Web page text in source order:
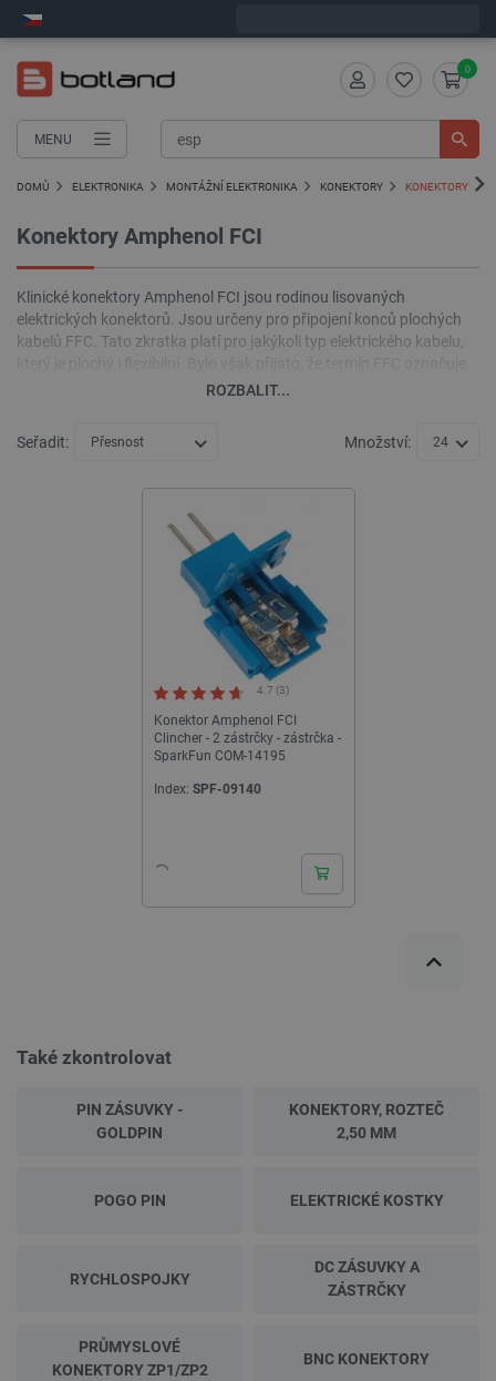
MENU
0
DOMŮ ELEKTRONIKA MONTÁŽNÍ ELEKTRONIKA KONEKTORY KONEKTORY
Konektory Amphenol FCI
Klinické konektory Amphenol FCI jsou rodinou lisovaných
elektrických konektorů. Jsou určeny pro připojení konců plochých
kabelů FFC. Tato zkratka platí pro jakýkoli typ elektrického kabelu,
extrémně tenký plochý kabel, který se často nachází v
tohoto typu a také například snímače tlaku vybavené popsanými
umožňují také lisování na pružné tištěné obvody a obvody vyrobené
ROZBALIT...
Seřadit: Přesnost Množství: 24
Konektor Amphenol FCI
Clincher - 2 zástrčky - zástrčka -
SparkFun COM-14195
4.7 (3)
Index: SPF-09140
Také zkontrolovat
PIN ZÁSUVKY -
GOLDPIN
KONEKTORY, ROZTEČ
2,50 MM
POGO PIN ELEKTRICKÉ KOSTKY
RYCHLOSPOJKY
DC ZÁSUVKY A
ZÁSTRČKY
PRŮMYSLOVÉ
KONEKTORY ZP1/ZP2
BNC KONEKTORY